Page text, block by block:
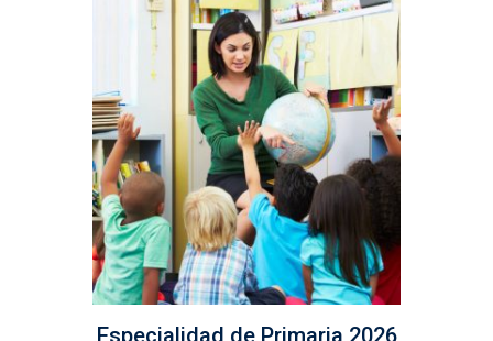
Especialidad de Primaria 2026